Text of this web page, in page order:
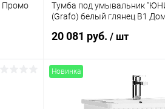
Тумба под умывальник
(Grafo) белый глянец В1
20 081 руб. / шт
Новинка